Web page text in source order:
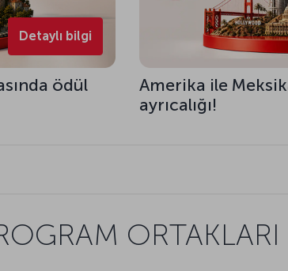
Detaylı bilgi
ödül
Amerika ile
ayrıcalığı!
ORTAKLARI